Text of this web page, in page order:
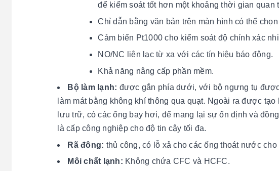
để kiểm soát tốt hơn một khoảng thời gian quan
Chỉ dẫn bằng văn bản trên màn hình có thể
Cảm biến Pt1000 cho kiểm soát độ chính xác
NO/NC liên lạc từ xa với các tín hiệu báo động.
Khả năng nâng cấp phần mềm.
Bộ làm lạnh: được gắn phía dưới, với bộ ngưng tụ
làm mát bằng không khí thông qua quạt. Ngoài ra được
lưu trữ, có các ống bay hơi, để mang lại sự ổn định và
là cấp công nghiệp cho độ tin cậy tối đa.
Rã đông: thủ công, có lỗ xả cho các ống thoát nước
Môi chất lạnh: Không chứa CFC và HCFC.